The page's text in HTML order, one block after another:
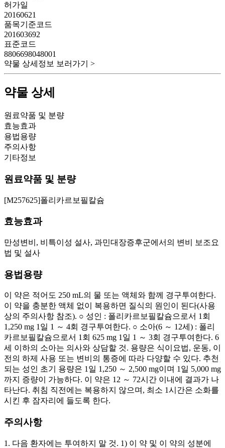
허가일
20160621
품목기준코드
201603692
표준코드
8806698048001
약물 상세정보 보러가기 >
약물 상세
원료약품 및 분량
효능효과
용법용량
주의사항
기타정보
원료약품 및 분량
[M257625]폴리카르보필칼슘
효능효과
만성변비, 비특이성 설사, 과민대장증후군에서의 변비 보조요
법 및 설사
용법용량
이 약은 적어도 250 mL의 물 또는 액체와 함께 경구투여한다.
이 약을 충분한 액체 없이 복용하면 질식의 원인이 된다(사용
상의 주의사항 참조). ○ 성인 : 폴리카르보필칼슘으로서 1회
1,250 mg 1일 1 ～ 4회 경구투여한다. ○ 소아(6 ～ 12세) : 폴리
카르보필칼슘으로서 1회 625 mg 1일 1 ～ 3회 경구투여한다. 6
세 이하의 소아는 의사와 상담할 것. 용량은 식이요법, 운동, 이
전의 하제 사용 또는 변비의 통증에 따라 다양할 수 있다. 추천
되는 성인 초기 용량은 1일 1,250 ～ 2,500 mg이며 1일 5,000 mg
까지 증량이 가능하다. 이 약은 12 ～ 72시간 이내에 결과가 나
타난다. 취침 직전에는 복용하지 않으며, 최소 1시간은 소화를
시킨 후 잠자리에 들도록 한다.
주의사항
1. 다음 환자에는 투여하지 말 것. 1) 이 약 및 이 약의 성분에